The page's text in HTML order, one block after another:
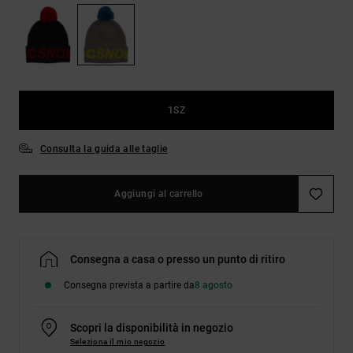
risposte
alle
domande
frequenti e
Consulta
1SZ
Consulta la guida alle taglie
Aggiungi al carrello
Consegna a casa o presso un punto di ritiro
Consegna prevista a partire da8 agosto
Scopri la disponibilità in negozio
Seleziona il mio negozio